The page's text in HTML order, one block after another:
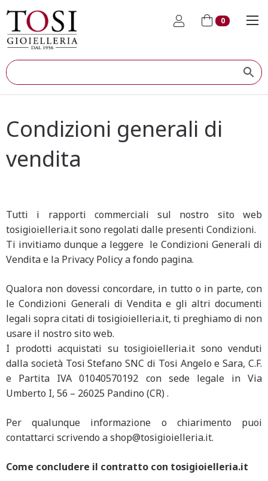
0
Condizioni generali di
vendita
Tutti i rapporti commerciali sul nostro sito web
tosigioielleria.it sono regolati dalle presenti Condizioni.
Ti invitiamo dunque a leggere le Condizioni Generali di
Vendita e la Privacy Policy a fondo pagina.
Qualora non dovessi concordare, in tutto o in parte, con
le Condizioni Generali di Vendita e gli altri documenti
legali sopra citati di tosigioielleria.it, ti preghiamo di non
usare il nostro sito web.
I prodotti acquistati su tosigioielleria.it sono venduti
dalla società Tosi Stefano SNC di Tosi Angelo e Sara, C.F.
e Partita IVA 01040570192 con sede legale in Via
Umberto I, 56 – 26025 Pandino (CR) .
Per qualunque informazione o chiarimento puoi
contattarci scrivendo a shop@tosigioielleria.it.
Come concludere il contratto con tosigioielleria.it